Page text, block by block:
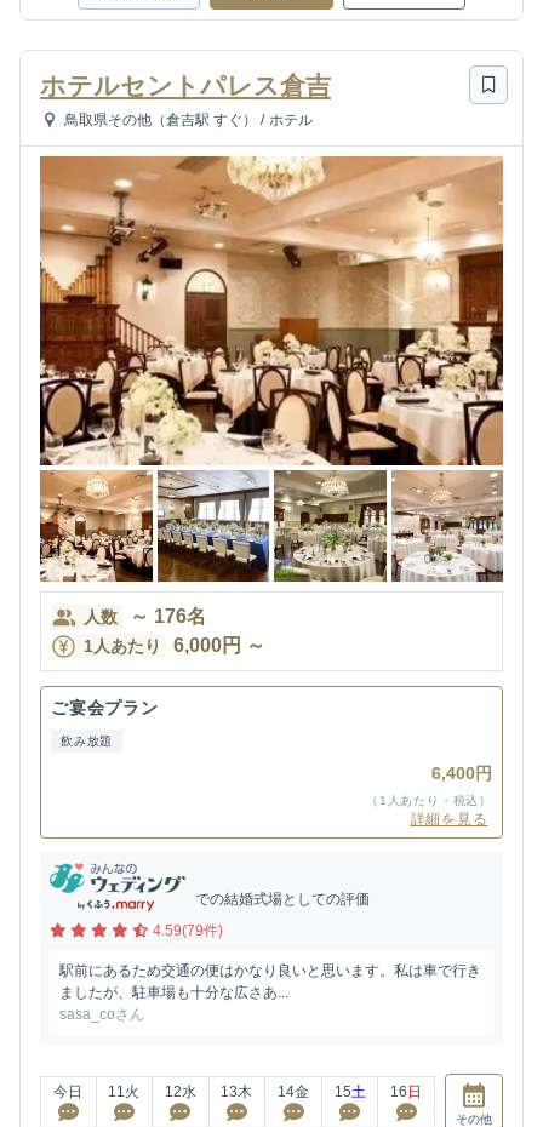
ホテルセントパレス倉吉
鳥取県その他（倉吉駅 すぐ） / ホテル
人数 ～ 176名
1人あたり 6,000円 ～
ご宴会プラン
飲み放題
6,400円
（1人あたり・税込）
詳細を見る
での結婚式場としての評価
4.59(79件)
駅前にあるため交通の便はかなり良いと思います。私は車で行き
ましたが、駐車場も十分な広さあ...
sasa_coさん
今日 11火 12水 13木 14金 15土 16 日
その他